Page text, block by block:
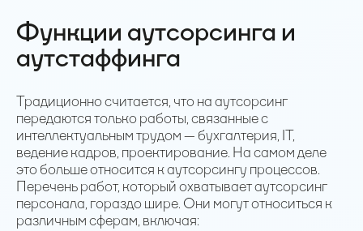
Функции аутсорсинга и
аутстаффинга
Традиционно считается, что на аутсорсинг
передаются только работы, связанные с
интеллектуальным трудом — бухгалтерия, IT,
ведение кадров, проектирование. На самом деле
это больше относится к аутсорсингу процессов.
Перечень работ, который охватывает аутсорсинг
персонала, гораздо шире. Они могут относиться к
различным сферам, включая: